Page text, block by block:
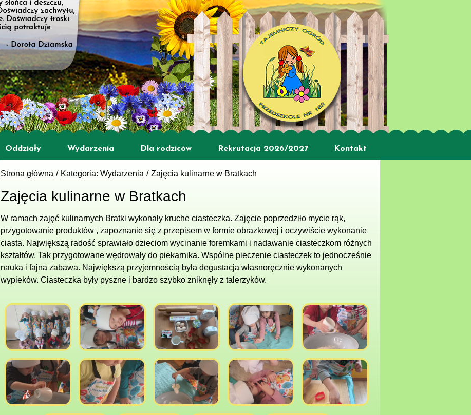
Oddziały Wydarzenia Dla rodziców Rekrutacja 2026/2027 Kontakt
Strona główna Kategoria: Wydarzenia Zajęcia kulinarne w Bratkach
Zajęcia kulinarne w Bratkach
W ramach zajęć kulinarnych Bratki wykonały kruche ciasteczka. Zajęcie poprzedziło mycie rąk,
przygotowanie produktów , zapoznanie się z przepisem w formie obrazkowej i oczywiście wykonanie
ciasta. Największą radość sprawiało dzieciom wycinanie foremkami i nadawanie ciasteczkom różnych
kształtów. Tak przygotowane wędrowały do piekarnika. Wspólne pieczenie ciasteczek to jednocześnie
nauka i fajna zabawa. Największą przyjemnością była degustacja własnoręcznie wykonanych
wypieków. Ciasteczka były pyszne i bardzo szybko zniknęły z talerzyków.